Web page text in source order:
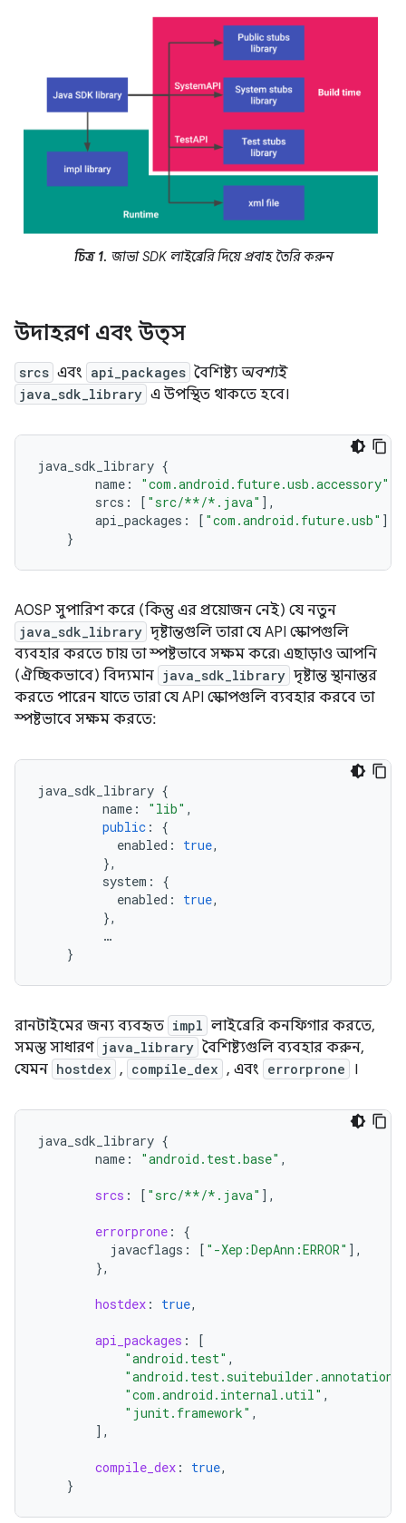
চিত্র 1. জাভা SDK লাইব্রেরি দিয়ে প্রবাহ তৈরি করুন
উদাহরণ এবং উত্স
srcs এবং api_packages বৈশিষ্ট্য অবশ্যই
java_sdk_library এ উপস্থিত থাকতে হবে।
java_sdk_library {
name : "com.android.future.usb.accessory"
srcs : [ "src/**/*.java" ] ,
api_packages : [ "com.android.future.usb" ]
}
AOSP সুপারিশ করে (কিন্তু এর প্রয়োজন নেই) যে নতুন
java_sdk_library দৃষ্টান্তগুলি তারা যে API স্কোপগুলি
ব্যবহার করতে চায় তা স্পষ্টভাবে সক্ষম করে৷ এছাড়াও আপনি
(ঐচ্ছিকভাবে) বিদ্যমান java_sdk_library দৃষ্টান্ত স্থানান্তর
করতে পারেন যাতে তারা যে API স্কোপগুলি ব্যবহার করবে তা
স্পষ্টভাবে সক্ষম করতে:
java_sdk_library {
name : "lib" ,
public :
{
enabled : true,
},
system :
{
enabled : true,
},
…
}
রানটাইমের জন্য ব্যবহৃত impl লাইব্রেরি কনফিগার করতে,
সমস্ত সাধারণ java_library বৈশিষ্ট্যগুলি ব্যবহার করুন,
যেমন hostdex , compile_dex , এবং errorprone ।
java_sdk_library {
name : "android.test.base" ,
srcs : [ "src/**/*.java" ] ,
errorprone :
{
javacflags : [ "-Xep:DepAnn:ERROR" ] ,
},
hostdex : true,
api_packages :
[
"android.test" ,
"android.test.suitebuilder.annotation"
"com.android.internal.util" ,
"junit.framework" ,
] ,
compile_dex : true,
}